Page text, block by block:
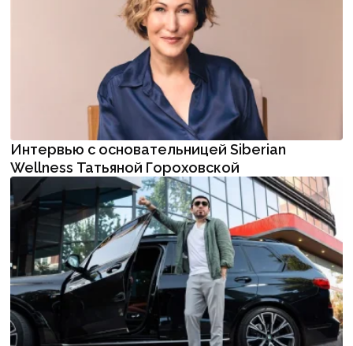
Интервью с основательницей Siberian
Wellness Татьяной Гороховской